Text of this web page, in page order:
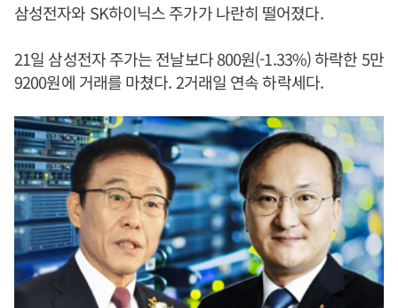
삼성전자와 SK하이닉스 주가가 나란히 떨어졌다.
21일 삼성전자 주가는 전날보다 800원(-1.33%) 하락한 5만
9200원에 거래를 마쳤다. 2거래일 연속 하락세다.